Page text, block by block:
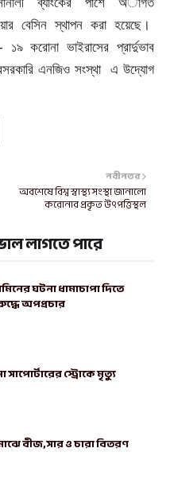
বেসিন স্থাপন করা হয়েছে।
করোনা ভাইরাসের প্রার্দুভাব
এনজিও সংস্থা এ উদ্যােগ
নবীনতর
অবশেষে বিশ্ব স্বাস্থ্য সংস্থা জানালো
করোনার প্রকৃত উৎপত্তিস্থল
লাগতে পারে
ঘটনা ধামাচাপা দিতে
অপপ্রচার
সাপোর্টারের স্ট্রোকে মৃত্যু
বীজ,সার ও চারা বিতরণ